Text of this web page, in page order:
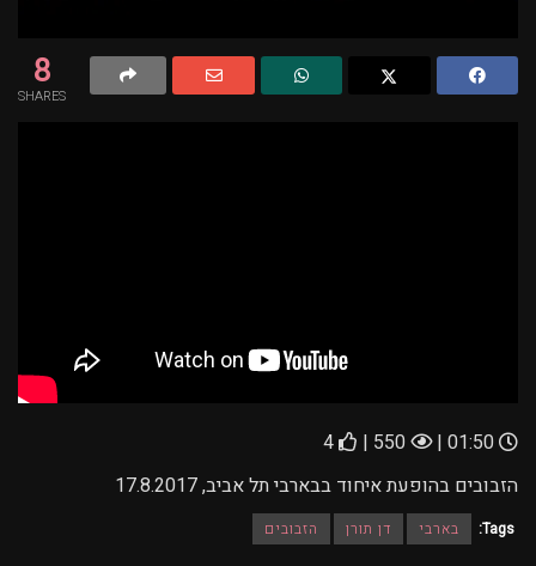
8
SHARES
הזבובים בהופעת איחוד בבארבי תל אביב, 17.8.2017
Tags: בארבי דן תורן הזבובים